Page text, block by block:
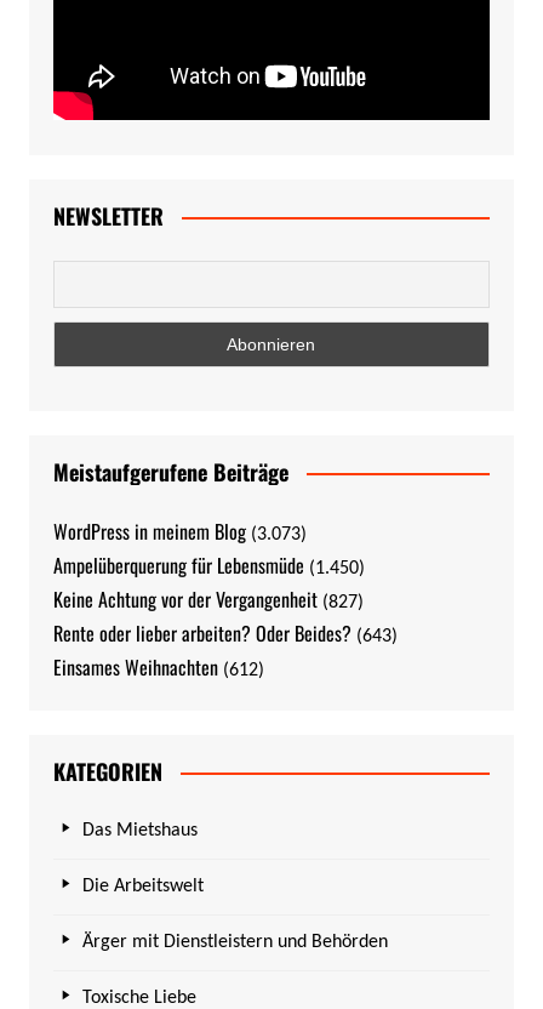
NEWSLETTER
Meistaufgerufene Beiträge
WordPress in meinem Blog (3.073)
Ampelüberquerung für Lebensmüde (1.450)
Keine Achtung vor der Vergangenheit (827)
Rente oder lieber arbeiten? Oder Beides? (643)
Einsames Weihnachten (612)
KATEGORIEN
Das Mietshaus
Die Arbeitswelt
Ärger mit Dienstleistern und Behörden
Toxische Liebe